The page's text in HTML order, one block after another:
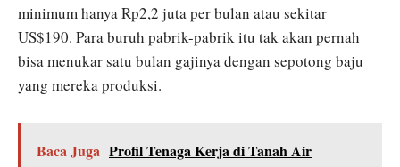
minimum hanya Rp2,2 juta per bulan atau sekitar
US$190. Para buruh pabrik-pabrik itu tak akan pernah
bisa menukar satu bulan gajinya dengan sepotong baju
yang mereka produksi.
Baca Juga Profil Tenaga Kerja di Tanah Air